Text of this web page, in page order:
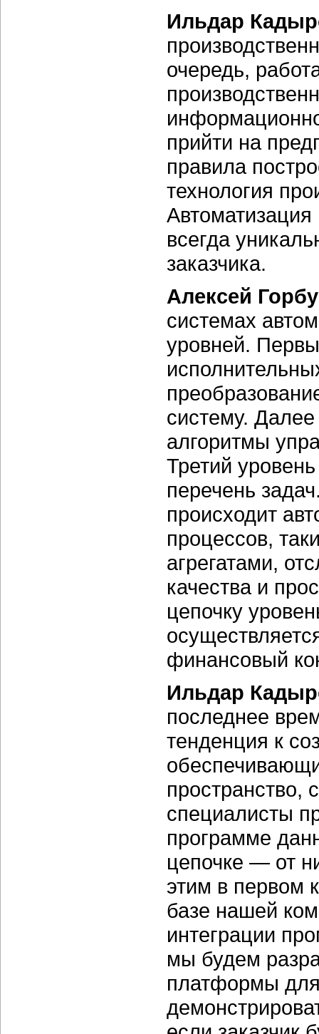
Ильдар
очередь,
прийти на
правила
технология
всегда
заказчика.
Алексей
системах
уровней.
систему.
алгоритмы
Третий
перечень
происходит
процессов,
агрегатами,
качества и
цепочку
финансовый
Ильдар
последнее
тенденция к
пространство,
специалисты
программе
цепочке — от
этим в первом
базе нашей
интеграции
мы будем
платформы для